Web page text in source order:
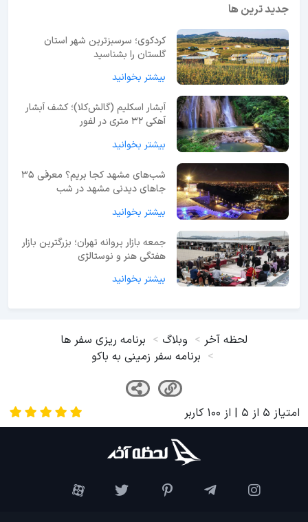
جدید ترین ها
کردکوی؛ سرسبزترین شهر استان
گلستان را بشناسید
بیشتر بخوانید
آبشار اسکلیم (گالش‌کلا)؛ کشف آبشار
آهکی ۳۲ متری در لفور
بیشتر بخوانید
شب‌های مشهد کجا بریم؟ معرفی 35
جاهای دیدنی مشهد در شب
بیشتر بخوانید
جمعه بازار پروانه تهران؛ بزرگترین بازار
هفتگی هنر و نوستالژی
بیشتر بخوانید
لحظه آخر وبلاگ
برنامه ریزی سفر ها
برنامه سفر زمینی به باکو
امتیاز 5 از 5 | از 100 کاربر